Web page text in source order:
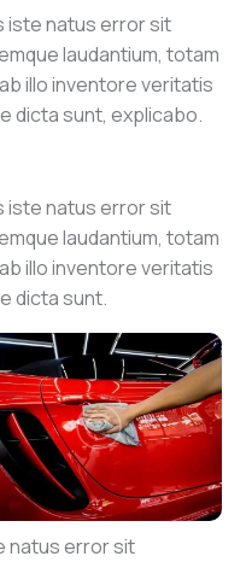
iste natus error sit
laudantium, totam
illo inventore veritatis
dicta sunt, explicabo.
iste natus error sit
laudantium, totam
illo inventore veritatis
dicta sunt.
natus error sit